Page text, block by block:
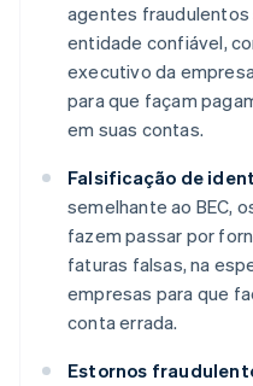
agentes
entidade confiável,
executivo da
para que façam
em suas contas.
Falsificação de
semelhante ao BEC,
fazem passar por
faturas falsas, na
empresas para que
conta errada.
Estornos